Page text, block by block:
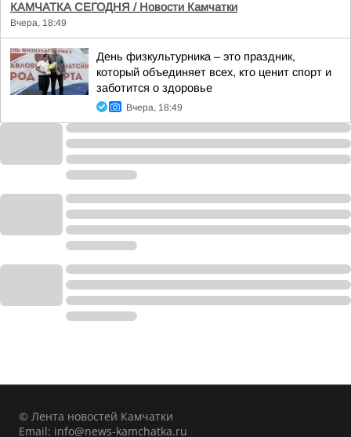
КАМЧАТКА СЕГОДНЯ / Новости Камчатки
Вчера, 18:49
День физкультурника – это праздник,
который объединяет всех, кто ценит спорт и
заботится о здоровье
Вчера, 18:49
© Лента новостей Камчатки
Email: info@news-kamchatka.ru